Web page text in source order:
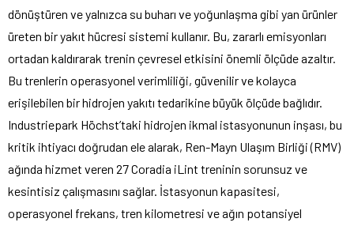
dönüştüren ve yalnızca su buharı ve yoğunlaşma gibi yan ürünler
üreten bir yakıt hücresi sistemi kullanır. Bu, zararlı emisyonları
ortadan kaldırarak trenin çevresel etkisini önemli ölçüde azaltır.
Bu trenlerin operasyonel verimliliği, güvenilir ve kolayca
erişilebilen bir hidrojen yakıtı tedarikine büyük ölçüde bağlıdır.
Industriepark Höchst’taki hidrojen ikmal istasyonunun inşası, bu
kritik ihtiyacı doğrudan ele alarak, Ren-Mayn Ulaşım Birliği (RMV)
ağında hizmet veren 27 Coradia iLint treninin sorunsuz ve
kesintisiz çalışmasını sağlar. İstasyonun kapasitesi,
operasyonel frekans, tren kilometresi ve ağın potansiyel